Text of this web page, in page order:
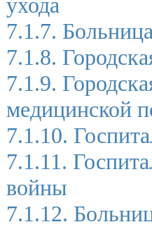
7.1.7.
7.1.8.
7.1.9.
медицинской
7.1.10.
7.1.11.
войны
7.1.12.